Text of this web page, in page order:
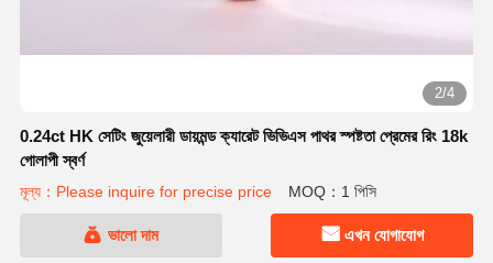
2/4
0.24ct HK সেটিং জুয়েলারী ডায়মন্ড ক্যারেট ভিভিএস পাথর স্পষ্টতা প্রেমের রিং 18k
গোলাপী স্বর্ণ
মূল্য：Please inquire for precise price MOQ：1 পিসি
ভালো দাম এখন যোগাযোগ